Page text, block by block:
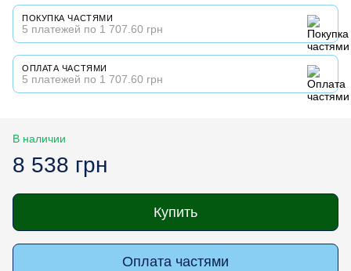
ПОКУПКА ЧАСТЯМИ
5 платежей по 1 707.60 грн
ОПЛАТА ЧАСТЯМИ
5 платежей по 1 707.60 грн
В наличии
8 538 грн
Купить
Оплата частями